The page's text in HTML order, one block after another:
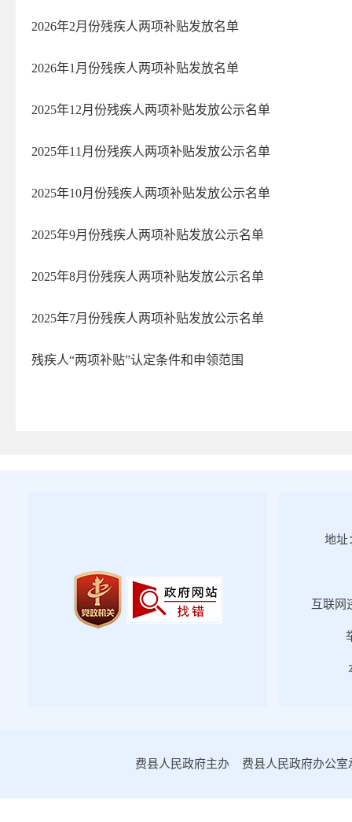
2026年2月份残疾人两项补贴发放名单
2026年1月份残疾人两项补贴发放名单
2025年12月份残疾人两项补贴发放公示名单
2025年11​月份残疾人两项补贴发放公示名单
2025年10​月份残疾人两项补贴发放公示名单
2025年9月份残疾人两项补贴发放公示名单
2025年8月份残疾人两项补贴发放公示名单
2025年7月份残疾人两项补贴发放公示名单
残疾人“两项补贴”认定条件和申领范围
地址
互联网
费县人民政府主办 费县人民政府办公